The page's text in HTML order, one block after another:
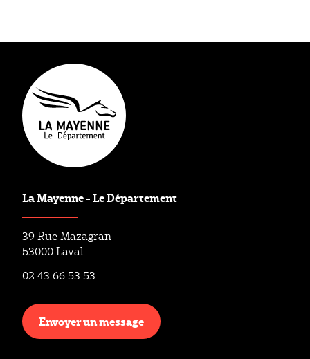
La Mayenne - Le Département
39 Rue Mazagran
53000 Laval
02 43 66 53 53
Envoyer un message